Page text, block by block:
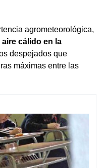
agrometeorológica,
aire cálido en la
despejados que
máximas entre las